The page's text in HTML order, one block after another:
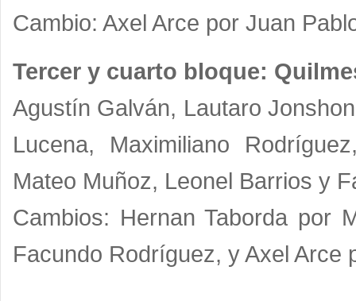
Cambio: Axel Arce por Juan
Tercer y cuarto bloque:
Agustín Galván, Lautaro
Lucena, Maximiliano
Mateo Muñoz, Leonel Barrios y
Cambios: Hernan Taborda por
Facundo Rodríguez, y Axel Arce